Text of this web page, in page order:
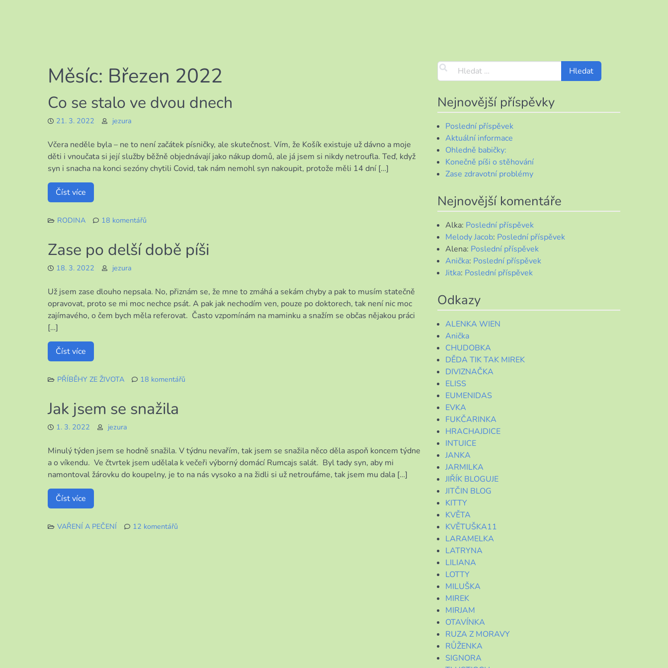
Měsíc: Březen 2022
Co se stalo ve dvou dnech
21. 3. 2022 jezura
Včera neděle byla – ne to není začátek písničky, ale skutečnost. Vím, že Košík existuje už dávno a moje
děti i vnoučata si její služby běžně objednávají jako nákup domů, ale já jsem si nikdy netroufla. Teď, když
syn i snacha na konci sezóny chytili Covid, tak nám nemohl syn nakoupit, protože měli 14 dní […]
Číst více
RODINA
18 komentářů
s
stalo
ve
dvou
Zase po delší době píši
18. 3. 2022 jezura
Už jsem zase dlouho nepsala. No, přiznám se, že mne to zmáhá a sekám chyby a pak to musím statečně
opravovat, proto se mi moc nechce psát. A pak jak nechodím ven, pouze po doktorech, tak není nic moc
zajímavého, o čem bych měla referovat. Často vzpomínám na maminku a snažím se občas nějakou práci
[…]
Číst více
PŘÍBĚHY ZE ŽIVOTA
18 komentářů
delší
době
píši
Jak jsem se snažila
1. 3. 2022 jezura
Minulý týden jsem se hodně snažila. V týdnu nevařím, tak jsem se snažila něco děla aspoň koncem týdne
a o víkendu. Ve čtvrtek jsem udělala k večeři výborný domácí Rumcajs salát. Byl tady syn, aby mi
namontoval žárovku do koupelny, je to na nás vysoko a na židli si už netroufáme, tak jsem mu dala […]
Číst více
VAŘENÍ A PEČENÍ
12 komentářů
Nejnovější příspěvky
Poslední příspěvek
Aktuální informace
Ohledně babičky:
Konečně píši o stěhování
Zase zdravotní problémy
Nejnovější komentáře
Alka: Poslední příspěvek
Melody Jacob: Poslední příspěvek
Alena: Poslední příspěvek
Anička: Poslední příspěvek
Jitka: Poslední příspěvek
Odkazy
ALENKA WIEN
Anička
CHUDOBKA
DĚDA TIK TAK MIREK
DIVIZNAČKA
ELISS
EUMENIDAS
EVKA
FUKČARINKA
HRACHAJDICE
INTUICE
JANKA
JARMILKA
JIŘÍK BLOGUJE
JITČIN BLOG
KITTY
KVĚTA
KVĚTUŠKA11
LARAMELKA
LATRYNA
LILIANA
LOTTY
MILUŠKA
MIREK
MIRJAM
OTAVÍNKA
RUZA Z MORAVY
RŮŽENKA
SIGNORA